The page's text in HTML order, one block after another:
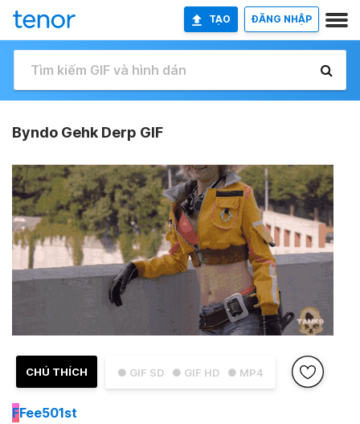
TẠO ĐĂNG NHẬP
Byndo Gehk Derp GIF
● GIF SD ● GIF HD ● MP4
CHÚ THÍCH
FFee501st